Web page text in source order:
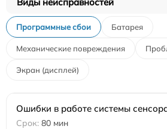
Программные сбои Батарея
Механические повреждения
Экран (дисплей)
Ошибки в работе системы
80 мин